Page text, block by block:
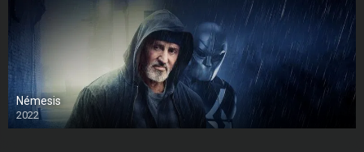
Némesis
2022